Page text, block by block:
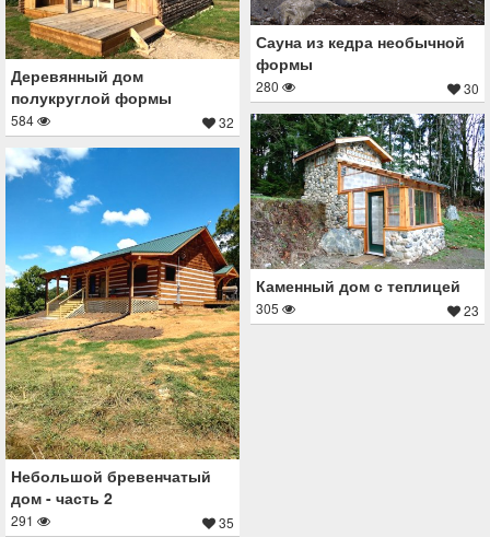
Деревянный дом
полукруглой формы
584 32
Сауна из кедра необычной
формы
280 30
Каменный дом с теплицей
305 23
Небольшой бревенчатый
дом - часть 2
291 35